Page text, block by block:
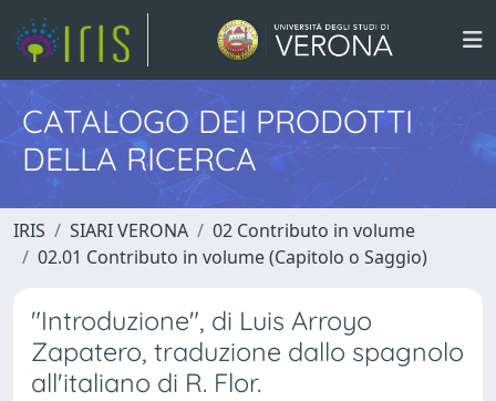
CATALOGO DEI PRODOTTI
DELLA RICERCA
IRIS SIARI VERONA
02 Contributo in volume
02.01 Contributo in volume (Capitolo o Saggio)
"Introduzione", di Luis Arroyo
Zapatero, traduzione dallo spagnolo
all'italiano di R. Flor.